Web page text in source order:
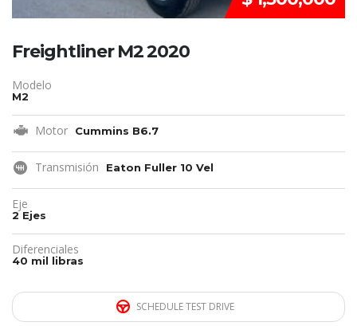
Freightliner M2 2020
Modelo
M2
Motor Cummins B6.7
Transmisión Eaton Fuller 10 Vel
Eje
2 Ejes
Diferenciales
40 mil libras
SCHEDULE TEST DRIVE